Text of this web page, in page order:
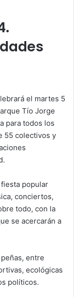
el martes 5
Tío Jorge
para todos los
55 colectivos y
popular
conciertos,
todo, con la
se acercarán a
entre
ecológicas
políticos.